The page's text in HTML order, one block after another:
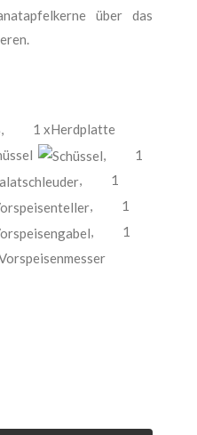
über das
,
1 xHerdplatte
,
1
,
1
,
1
,
1